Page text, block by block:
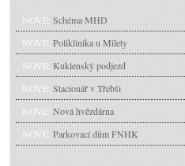
NOVÉ: Schéma MHD
NOVÉ: Poliklinika u Milety
NOVÉ: Kuklenský podjezd
NOVÉ: Stacionář v Třebši
NOVÉ: Nová hvězdárna
NOVÉ: Parkovací dům FNHK